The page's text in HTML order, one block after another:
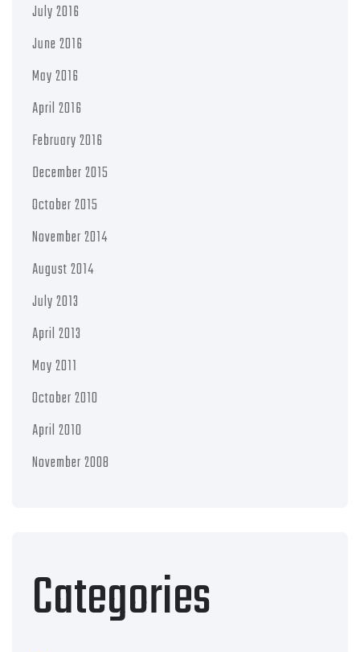
July 2016
June 2016
May 2016
April 2016
February 2016
December 2015
October 2015
November 2014
August 2014
July 2013
April 2013
May 2011
October 2010
April 2010
November 2008
Categories